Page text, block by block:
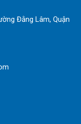
Đằng Lâm, Quận